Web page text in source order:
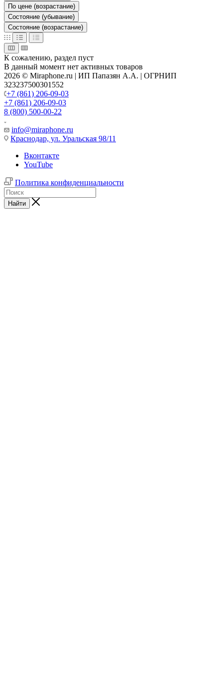
По цене (возрастание)
Состояние (убывание)
Состояние (возрастание)
К сожалению, раздел пуст
В данный момент нет активных товаров
2026 © Miraphone.ru | ИП Папазян А.А. | ОГРНИП
323237500301552
+7 (861) 206-09-03
+7 (861) 206-09-03
8 (800) 500-00-22
info@miraphone.ru
Краснодар, ул. Уральская 98/11
Вконтакте
YouTube
Политика конфиденциальности
Найти